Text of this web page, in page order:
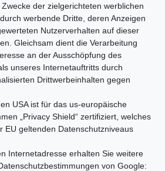
der zielgerichteten werblichen
werbende Dritte, deren Anzeigen
Nutzerverhalten auf dieser
Gleichsam dient die Verarbeitung
an der Ausschöpfung des
unseres Internetauftritts durch
Drittwerbeinhalten gegen
USA ist für das us-europäische
„Privacy Shield“ zertifiziert, welches
EU geltenden Datenschutzniveaus
Internetadresse erhalten Sie weitere
von Google: